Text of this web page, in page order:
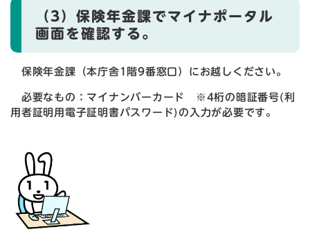
（3）保険年金課でマイナポータル
画面を確認する。
保険年金課（本庁舎1階9番窓口）にお越しください。
必要なもの：マイナンバーカード ※4桁の暗証番号(利
用者証明用電子証明書パスワード)の入力が必要です。